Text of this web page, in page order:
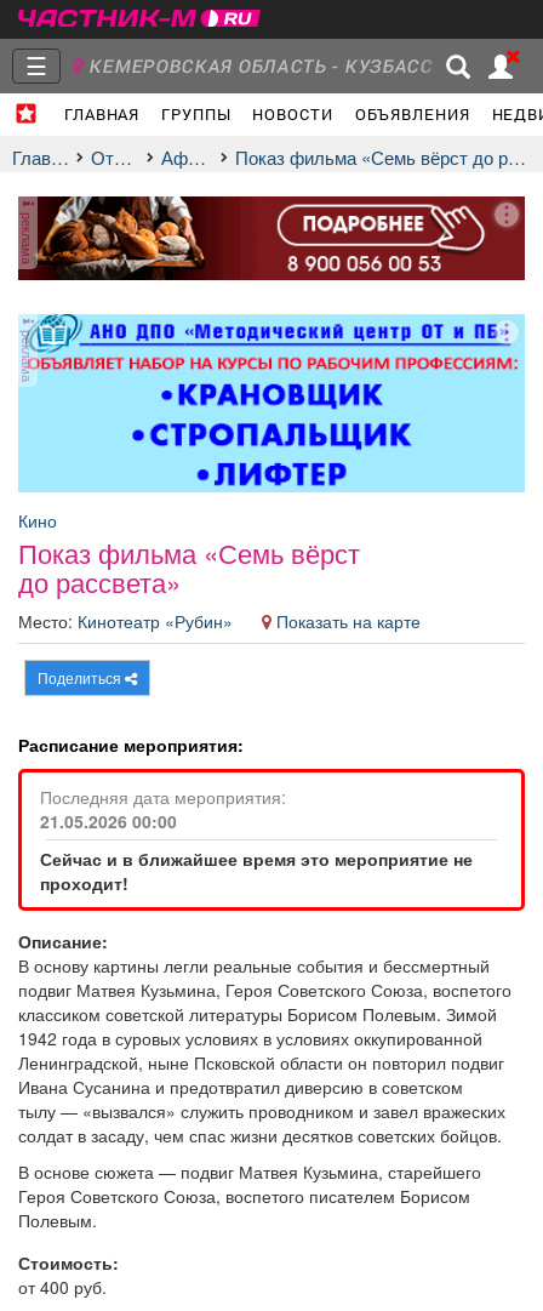
☰ КЕМЕРОВСКАЯ ОБЛАСТЬ - КУЗБАСС
ГЛАВНАЯ ГРУППЫ НОВОСТИ ОБЪЯВЛЕНИЯ
Объявления Недвижимость Услуги
Афиша Обучение
Товары
ТВ программа
Главная Отдых афиша Показ фильма «Семь вёрст до рассвета»
реклама
реклама
Кино
Показ фильма «Семь вёрст
до рассвета»
Место: Кинотеатр «Рубин» Показать на карте
Поделиться
Расписание мероприятия:
Последняя дата мероприятия:
21.05.2026 00:00
Сейчас и в ближайшее время это мероприятие не
проходит!
Описание:
В основу картины легли реальные события и бессмертный
подвиг Матвея Кузьмина, Героя Советского Союза, воспетого
классиком советской литературы Борисом Полевым. Зимой
1942 года в суровых условиях в условиях оккупированной
Ленинградской, ныне Псковской области он повторил подвиг
Ивана Сусанина и предотвратил диверсию в советском
тылу — «вызвался» служить проводником и завел вражеских
солдат в засаду, чем спас жизни десятков советских бойцов.
В основе сюжета — подвиг Матвея Кузьмина, старейшего
Героя Советского Союза, воспетого писателем Борисом
Полевым.
Стоимость:
от 400 руб.